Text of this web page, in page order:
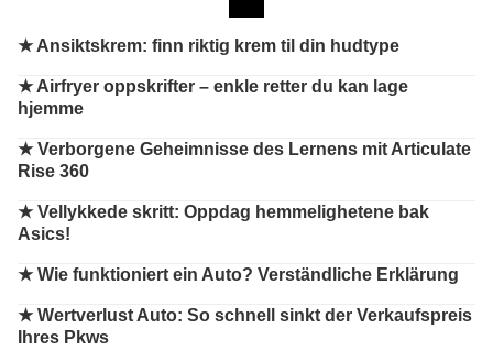
★Ansiktskrem: finn riktig krem til din hudtype
★Airfryer oppskrifter – enkle retter du kan lage
hjemme
★Verborgene Geheimnisse des Lernens mit Articulate
Rise 360
★Vellykkede skritt: Oppdag hemmelighetene bak
Asics!
★Wie funktioniert ein Auto? Verständliche Erklärung
★Wertverlust Auto: So schnell sinkt der Verkaufspreis
Ihres Pkws